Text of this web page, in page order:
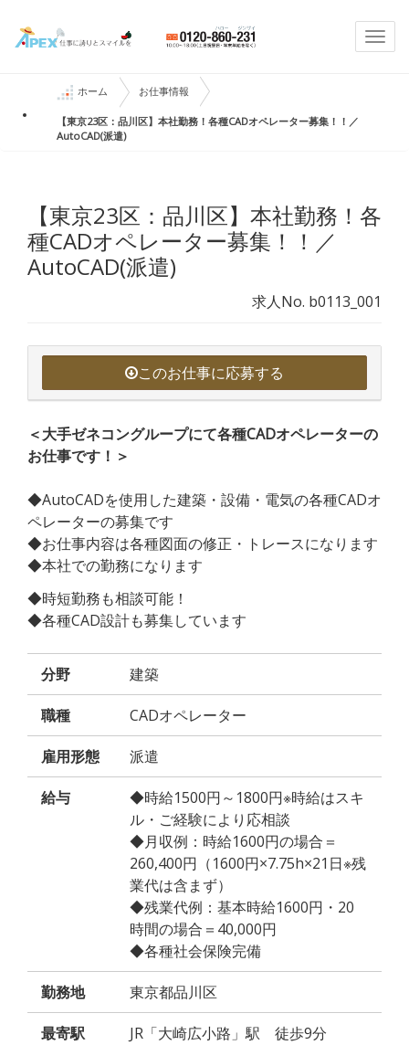
ホーム お仕事情報
【東京23区：品川区】本社勤務！各種CADオペレーター募集！！／
AutoCAD(派遣)
【東京23区：品川区】本社勤務！各
種CADオペレーター募集！！／
AutoCAD(派遣)
求人No. b0113_001
このお仕事に応募する
＜大手ゼネコングループにて各種CADオペレーターの
お仕事です！＞
◆AutoCADを使用した建築・設備・電気の各種CADオ
ペレーターの募集です
◆お仕事内容は各種図面の修正・トレースになります
◆本社での勤務になります
◆時短勤務も相談可能！
◆各種CAD設計も募集しています
分野 建築
職種 CADオペレーター
雇用形態 派遣
給与
◆時給1500円～1800円※時給はスキ
ル・ご経験により応相談
◆月収例：時給1600円の場合＝
260,400円（1600円×7.75h×21日※残
業代は含まず）
◆残業代例：基本時給1600円・20
時間の場合＝40,000円
◆各種社会保険完備
勤務地 東京都品川区
最寄駅 JR「大崎広小路」駅 徒歩9分